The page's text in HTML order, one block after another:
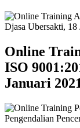
Online
ISO
Januari